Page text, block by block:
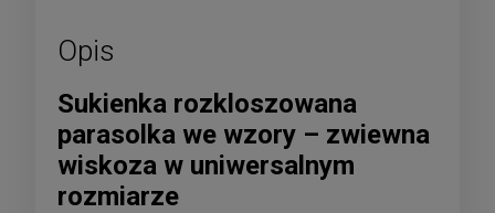
Opis
Sukienka rozkloszowana
parasolka we wzory – zwiewna
wiskoza w uniwersalnym
rozmiarze